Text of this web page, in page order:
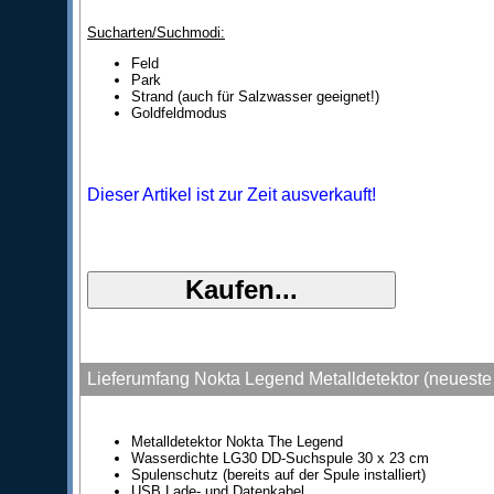
Sucharten/Suchmodi:
Feld
Park
Strand (auch für Salzwasser geeignet!)
Goldfeldmodus
Dieser Artikel ist zur Zeit ausverkauft!
Lieferumfang Nokta Legend Metalldetektor
Metalldetektor Nokta The Legend
Wasserdichte LG30 DD-Suchspule 30 x 23 cm
Spulenschutz (bereits auf der Spule installiert)